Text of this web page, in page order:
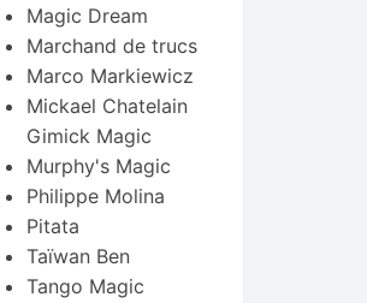
Magic Dream
Marchand de trucs
Marco Markiewicz
Mickael Chatelain
Gimick Magic
Murphy's Magic
Philippe Molina
Pitata
Taïwan Ben
Tango Magic